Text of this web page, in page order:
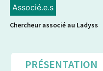
Associé.e.s
Chercheur associé au Ladyss
PRÉSENTATION